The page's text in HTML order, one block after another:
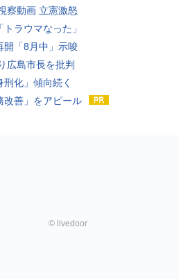
察動画 立憲激怒
ラウマなった」
開「8月中」示唆
広島市長を批判
化」傾向続く
改善」をアピール
© livedoor